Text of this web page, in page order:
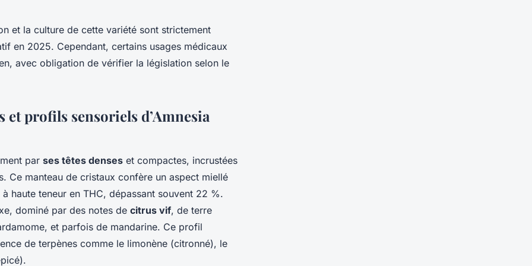
et la culture de cette variété sont strictement
en 2025. Cependant, certains usages médicaux
avec obligation de vérifier la législation selon le
profils sensoriels d’Amnesia
par ses têtes denses et compactes, incrustées
Ce manteau de cristaux confère un aspect miellé
haute teneur en THC, dépassant souvent 22 %.
dominé par des notes de citrus vif, de terre
et parfois de mandarine. Ce profil
de terpènes comme le limonène (citronné), le